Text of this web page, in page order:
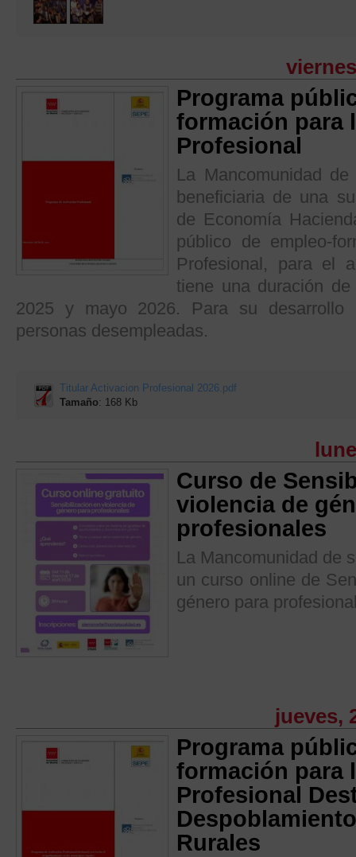
Programa
formación para
Profesional
La Mancomunidad
beneficiaria de una
de Economía
público de empleo-
Profesional, para el
tiene una duración
2025 y mayo 2026. Para su
personas desempleadas.
Titular Activacion Profesional 2026.pdf
Tamaño: 168 Kb
Curso de
violencia de
profesionales
La Mancomunidad de
un curso online de
género para
jueves,
Programa
formación para
Profesional
Rurales